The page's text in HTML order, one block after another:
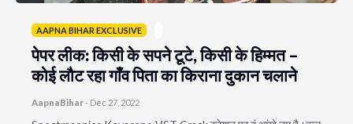
AAPNA BIHAR EXCLUSIVE
पेपर लीक: किसी के सपने टूटे, किसी के हिम्मत –
कोई लौट रहा गाँव पिता का किराना दुकान चलाने
AapnaBihar- Dec 27, 2022